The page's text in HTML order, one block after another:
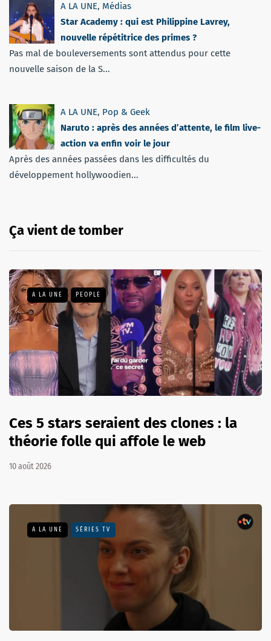
A LA UNE, Médias
Star Academy : qui est Philippine Lavrey,
nouvelle répétitrice des primes ?
Pas mal de bouleversements sont attendus pour cette
nouvelle saison de la S...
A LA UNE, Pop & Geek
Naruto : après des années d’attente, le film live-
action va enfin voir le jour
Après des années passées dans les difficultés du
développement hollywoodien...
Ça vient de tomber
A LA UNE PEOPLE
Ces 5 stars seraient des clones : la
théorie folle qui affole le web
10 août 2026
A LA UNE SÉRIES TV